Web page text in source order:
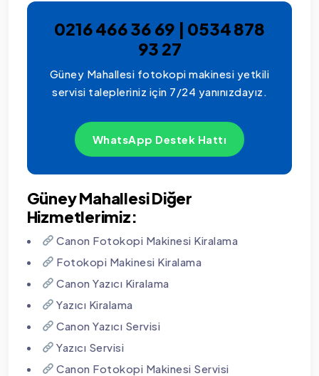
0216 466 36 69 | 0534 878
93 27
Güney Mahallesi fotokopi makinesi yetkili
servisi talepleriniz için 7/24 yanınızdayız.
WhatsApp Destek Hattı
Güney Mahallesi Diğer
Hizmetlerimiz:
Canon Fotokopi Makinesi Kiralama
Fotokopi Makinesi Kiralama
Canon Yazıcı Kiralama
Yazıcı Kiralama
Canon Yazıcı Servisi
Yazıcı Servisi
Canon Fotokopi Makinesi Servisi